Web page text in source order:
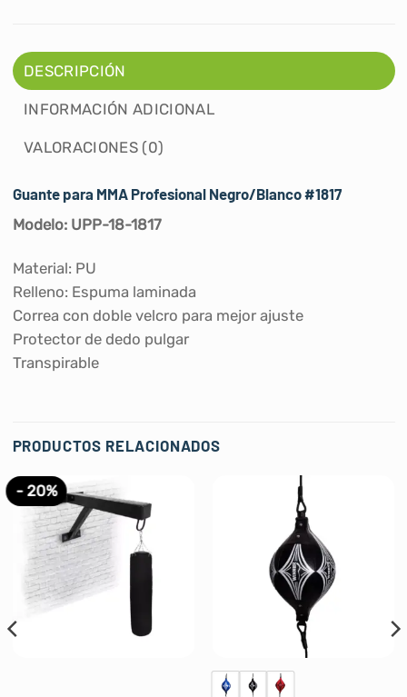
DESCRIPCIÓN
INFORMACIÓN ADICIONAL
VALORACIONES (0)
Guante para MMA Profesional Negro/Blanco #1817
Modelo: UPP-18-1817
Material: PU
Relleno: Espuma laminada
Correa con doble velcro para mejor ajuste
Protector de dedo pulgar
Transpirable
PRODUCTOS RELACIONADOS
- 20%